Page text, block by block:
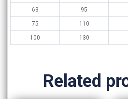
63 95
75 110
100 130
Related